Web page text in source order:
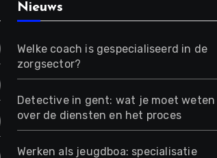
Nieuws
Welke coach is gespecialiseerd in de
zorgsector?
Detective in gent: wat je moet weten
over de diensten en het proces
Werken als jeugdboa: specialisatie